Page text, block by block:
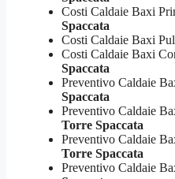
Costi Caldaie Baxi
Spaccata
Costi Caldaie Baxi
Costi Caldaie Baxi
Spaccata
Preventivo Caldaie
Spaccata
Preventivo Caldaie
Torre Spaccata
Preventivo Caldaie
Torre Spaccata
Preventivo Caldaie